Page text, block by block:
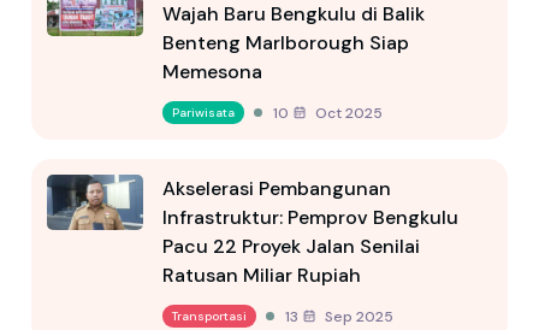
Wajah Baru Bengkulu di Balik
Benteng Marlborough Siap
Memesona
Pariwisata 10 Oct 2025
Akselerasi Pembangunan
Infrastruktur: Pemprov Bengkulu
Pacu 22 Proyek Jalan Senilai
Ratusan Miliar Rupiah
Transportasi 13 Sep 2025